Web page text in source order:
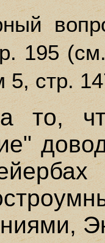
195
5, стр.
то,